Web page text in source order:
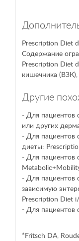
Prescription Diet
Содержание
Prescription Diet
кишечника
Другие
- Для пациентов
или других
- Для пациентов
диеты:
- Для
- Для пациентов
зависимую
Prescription Diet
- Для пациентов
*Fritsch DA,